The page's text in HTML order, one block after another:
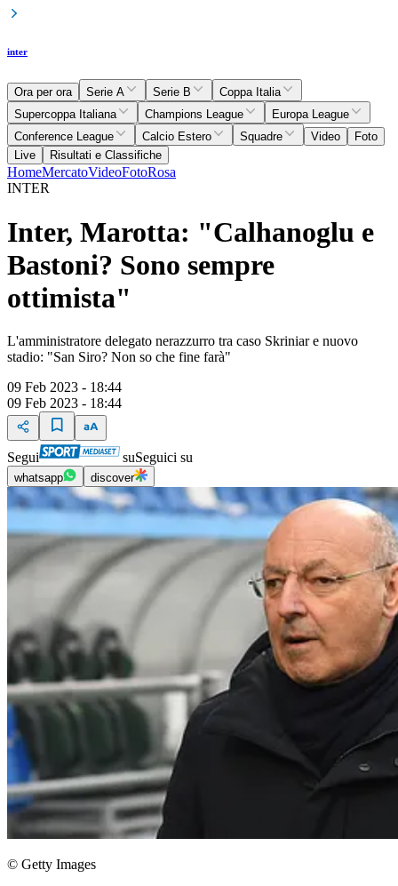
inter
Ora per ora Serie A Serie B
Coppa Italia
Supercoppa Italiana
Champions League
Europa League
Conference League
Calcio Estero Squadre Video
Foto
Live
Risultati e Classifiche
HomeMercatoVideoFotoRosa
INTER
Inter, Marotta: "Calhanoglu e
Bastoni? Sono sempre
ottimista"
L'amministratore delegato nerazzurro tra caso Skriniar e nuovo
stadio: "San Siro? Non so che fine farà"
09 Feb 2023 - 18:44
09 Feb 2023 - 18:44
Segui suSeguici su
whatsapp discover
© Getty Images